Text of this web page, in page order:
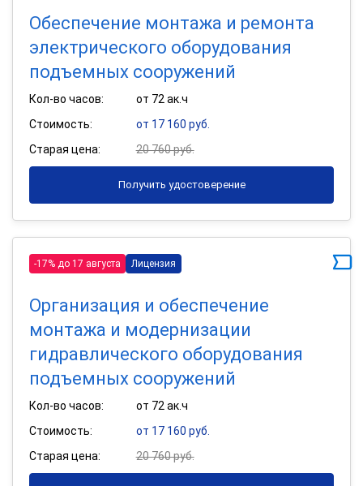
Обеспечение монтажа и ремонта
электрического оборудования
подъемных сооружений
Кол-во часов:
от 72 ак.ч
Стоимость:
от 17 160 руб.
Старая цена:
20 760 руб.
Получить удостоверение
-17% до 17 августа Лицензия
Организация и обеспечение
монтажа и модернизации
гидравлического оборудования
подъемных сооружений
Кол-во часов:
от 72 ак.ч
Стоимость:
от 17 160 руб.
Старая цена:
20 760 руб.